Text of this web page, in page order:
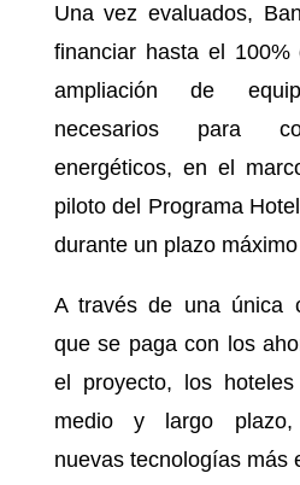
Una vez evaluados,
financiar hasta el
ampliación de
necesarios para
energéticos, en el
piloto del Programa
durante un plazo
A través de una única
que se paga con los
el proyecto, los
medio y largo plazo,
nuevas tecnologías más